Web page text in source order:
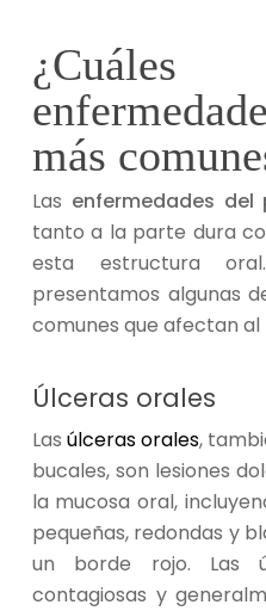
más
Las enfermedades del
tanto a la parte dura
esta estructura
presentamos algunas
comunes que afectan al
Úlceras orales
Las úlceras orales,
bucales, son lesiones
la mucosa oral,
pequeñas, redondas y
un borde rojo. Las
contagiosas y